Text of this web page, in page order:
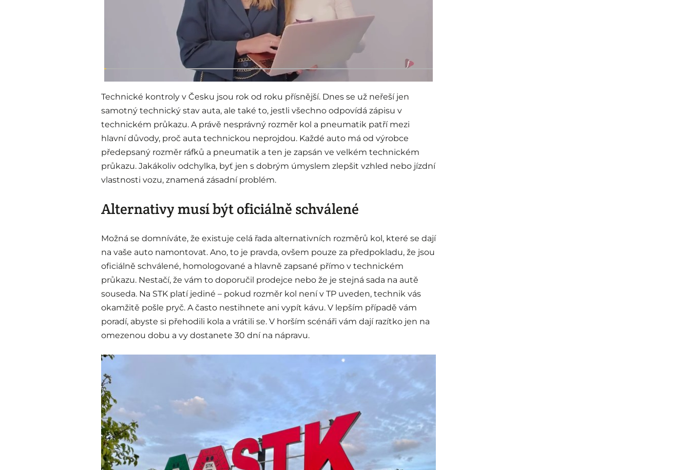
Technické kontroly v Česku jsou rok od roku přísnější. Dnes se už neřeší jen
samotný technický stav auta, ale také to, jestli všechno odpovídá zápisu v
technickém průkazu. A právě nesprávný rozměr kol a pneumatik patří mezi
hlavní důvody, proč auta technickou neprojdou. Každé auto má od výrobce
předepsaný rozměr ráfků a pneumatik a ten je zapsán ve velkém technickém
průkazu. Jakákoliv odchylka, byť jen s dobrým úmyslem zlepšit vzhled nebo jízdní
vlastnosti vozu, znamená zásadní problém.
Alternativy musí být oficiálně schválené
Možná se domníváte, že existuje celá řada alternativních rozměrů kol, které se dají
na vaše auto namontovat. Ano, to je pravda, ovšem pouze za předpokladu, že jsou
oficiálně schválené, homologované a hlavně zapsané přímo v technickém
průkazu. Nestačí, že vám to doporučil prodejce nebo že je stejná sada na autě
souseda. Na STK platí jediné – pokud rozměr kol není v TP uveden, technik vás
okamžitě pošle pryč. A často nestihnete ani vypít kávu. V lepším případě vám
poradí, abyste si přehodili kola a vrátili se. V horším scénáři vám dají razítko jen na
omezenou dobu a vy dostanete 30 dní na nápravu.